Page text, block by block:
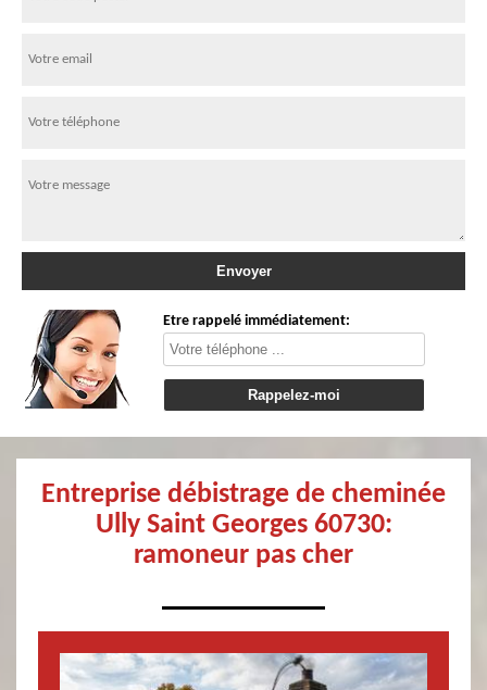
Etre rappelé immédiatement:
Entreprise débistrage de cheminée
Ully Saint Georges 60730:
ramoneur pas cher